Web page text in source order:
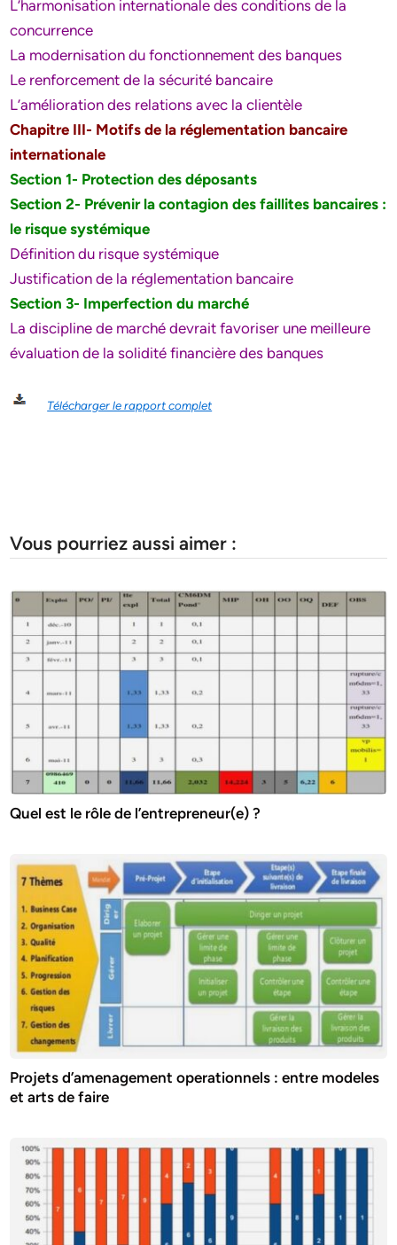
L’harmonisation internationale des conditions de la
concurrence
La modernisation du fonctionnement des banques
Le renforcement de la sécurité bancaire
L’amélioration des relations avec la clientèle
Chapitre III- Motifs de la réglementation bancaire
internationale
Section 1- Protection des déposants
Section 2- Prévenir la contagion des faillites bancaires :
le risque systémique
Définition du risque systémique
Justification de la réglementation bancaire
Section 3- Imperfection du marché
La discipline de marché devrait favoriser une meilleure
évaluation de la solidité financière des banques
Télécharger le rapport complet
Vous pourriez aussi aimer :
Quel est le rôle de l’entrepreneur(e) ?
Projets d’amenagement operationnels : entre modeles
et arts de faire